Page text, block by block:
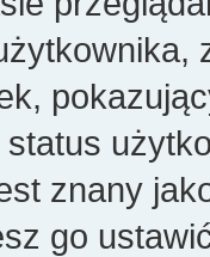
status
znany
go